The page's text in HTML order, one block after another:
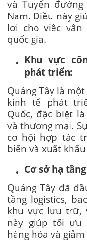
và Tuyến
Nam. Điều này
lợi cho việc vận
quốc gia.
Khu vực
phát triển:
Quảng Tây là
kinh tế phát
Quốc, đặc biệt
và thương mại.
cơ hội hợp tác
biến và xuất
Cơ sở hạ
Quảng Tây đã
tầng logistics,
khu vực lưu trữ,
này giúp tối ưu
hàng hóa và